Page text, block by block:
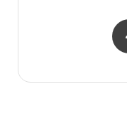
アンサン（安山）
이리틀타이거 롯